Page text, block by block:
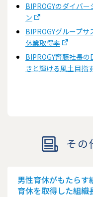
BIPROGYのダイバ
ン
BIPROGYグループ
休業取得率
BIPROGY⿑藤社長
きと輝ける風土目指
その
男性育休がもたら
育休を取得した組織